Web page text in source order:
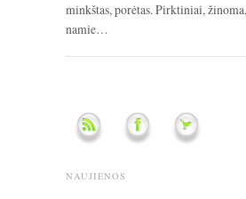
minkštas, porėtas. Pirktiniai,
namie…
NAUJIENOS